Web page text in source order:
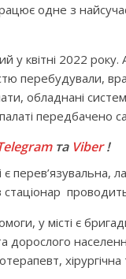
одне з
у квітні 2022
перебудували,
обладнані
передбачено
та Viber!
є перев’язувальна,
в стаціонар
у місті є
дорослого